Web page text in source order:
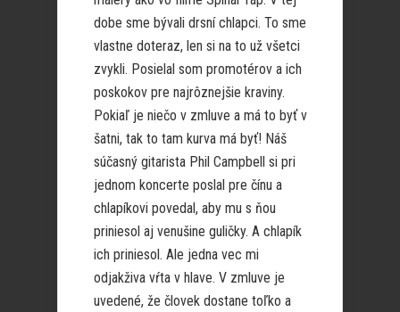
dobe sme bývali drsní chlapci. To sme
vlastne doteraz, len si na to už všetci
zvykli. Posielal som promotérov a ich
poskokov pre najrôznejšie kraviny.
Pokiaľ je niečo v zmluve a má to byť v
šatni, tak to tam kurva má byť! Náš
súčasný gitarista Phil Campbell si pri
jednom koncerte poslal pre čínu a
chlapíkovi povedal, aby mu s ňou
priniesol aj venušine guličky. A chlapík
ich priniesol. Ale jedna vec mi
odjakživa vŕta v hlave. V zmluve je
uvedené, že človek dostane toľko a